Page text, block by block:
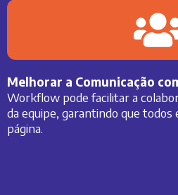
Melhorar a Comunicação
Workflow pode facilitar a
da equipe, garantindo que todos
página.